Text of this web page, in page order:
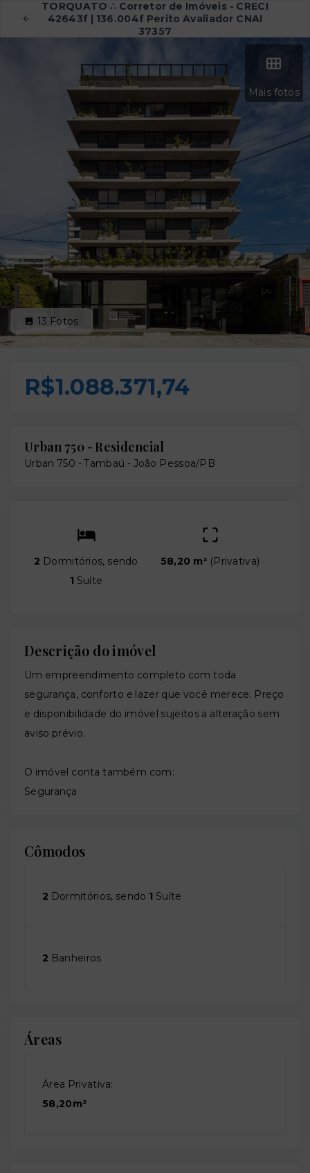
TORQUATO ∴ Corretor de Imóveis - CRECI
42643f | 136.004f Perito Avaliador CNAI
37357
Mais fotos
13 Fotos
R$1.088.371,74
Urban 750 - Residencial
Urban 750 -Tambaú - João Pessoa/PB
2 Dormitórios, sendo
1 Suíte
58,20 m² (Privativa)
Descrição do imóvel
Um empreendimento completo com toda
segurança, conforto e lazer que você merece. Preço
e disponibilidade do imóvel sujeitos a alteração sem
aviso prévio.
O imóvel conta também com:
Segurança
Cômodos
2 Dormitórios, sendo 1 Suíte
2 Banheiros
Áreas
Área Privativa:
58,20m²